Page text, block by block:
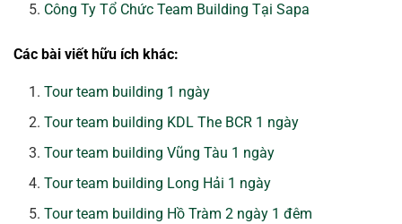
Công Ty Tổ Chức Team Building Tại Sapa
Các bài viết hữu ích khác:
Tour team building 1 ngày
Tour team building KDL The BCR 1 ngày
Tour team building Vũng Tàu 1 ngày
Tour team building Long Hải 1 ngày
Tour team building Hồ Tràm 2 ngày 1 đêm